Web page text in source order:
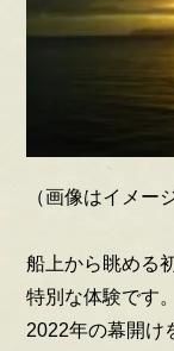
（画像はイメー
船上から眺める
特別な体験です。
2022年の幕開け